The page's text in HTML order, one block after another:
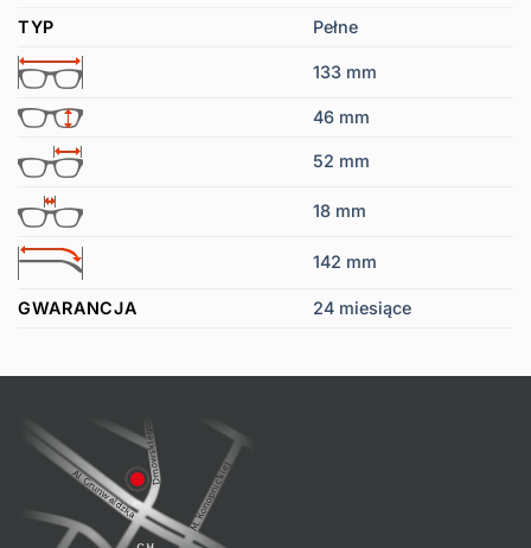
TYP
Pełne
133 mm
46 mm
52 mm
18 mm
142 mm
GWARANCJA 24 miesiące